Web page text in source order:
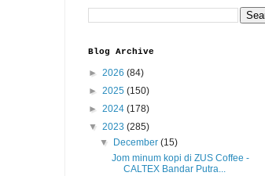
Blog Archive
► 2026 (84)
► 2025 (150)
► 2024 (178)
▼ 2023 (285)
▼
December(15)
Jom minum kopi di ZUS Coffee -
CALTEX Bandar Putra...